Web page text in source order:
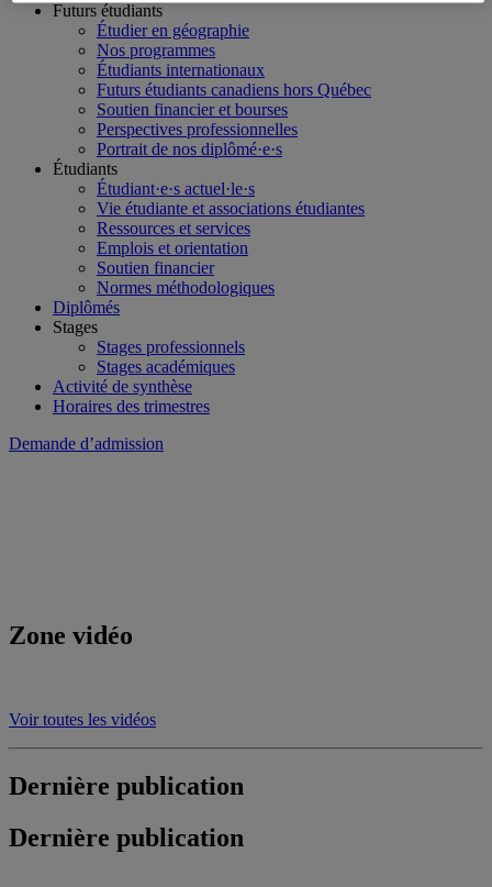
Futurs étudiants
Étudier en géographie
Nos programmes
Étudiants internationaux
Futurs étudiants canadiens hors Québec
Soutien financier et bourses
Perspectives professionnelles
Portrait de nos diplômé·e·s
Étudiants
Étudiant·e·s actuel·le·s
Vie étudiante et associations étudiantes
Ressources et services
Emplois et orientation
Soutien financier
Normes méthodologiques
Diplômés
Stages
Stages professionnels
Stages académiques
Activité de synthèse
Horaires des trimestres
Demande d’admission
Zone vidéo
Voir toutes les vidéos
Dernière publication
Dernière publication